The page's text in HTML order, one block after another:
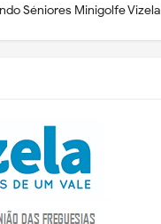
Séniores Minigolfe Vizela